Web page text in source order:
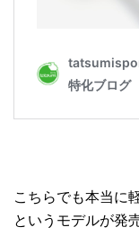
こちらでも本当に
というモデルが発